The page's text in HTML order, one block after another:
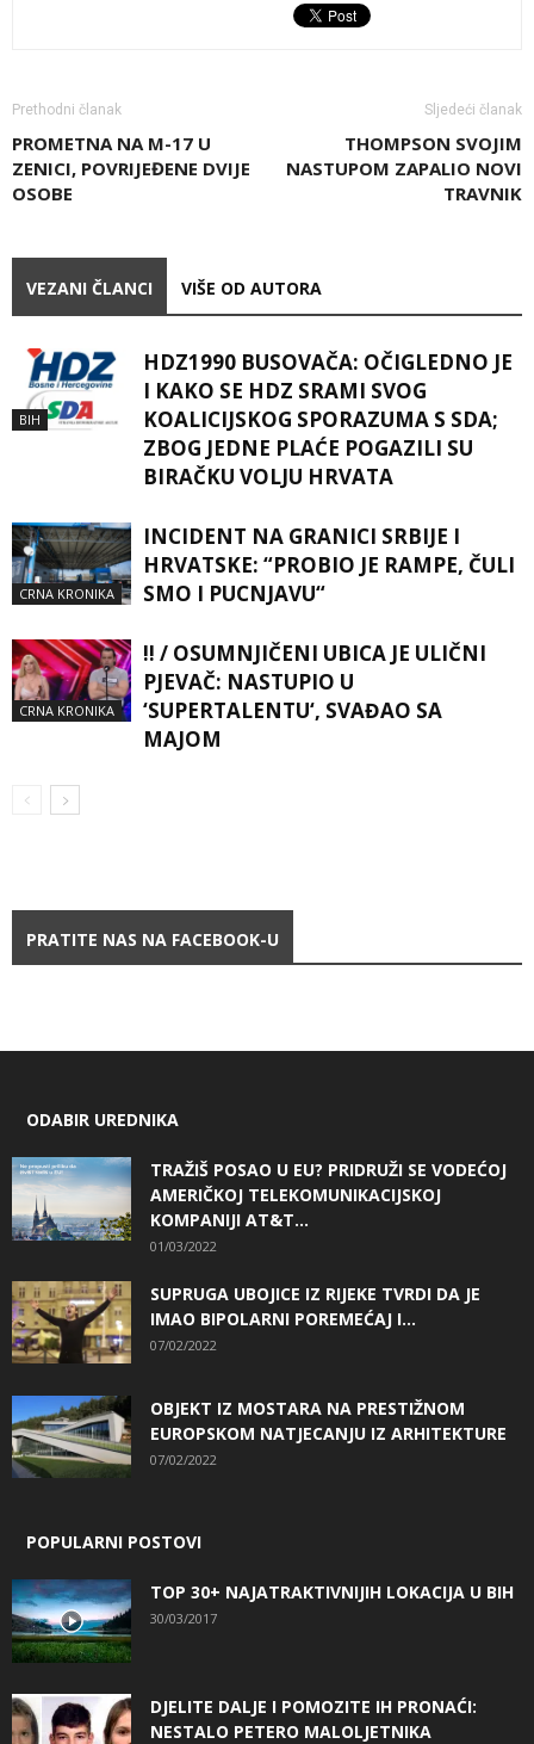
Prethodni članak
PROMETNA NA M-17 U
ZENICI, POVRIJEĐENE DVIJE
OSOBE
Sljedeći članak
THOMPSON SVOJIM
NASTUPOM ZAPALIO NOVI
TRAVNIK
VEZANI ČLANCI VIŠE OD AUTORA
BIH
HDZ1990 BUSOVAČA: OČIGLEDNO JE
I KAKO SE HDZ SRAMI SVOG
KOALICIJSKOG SPORAZUMA S SDA;
ZBOG JEDNE PLAĆE POGAZILI SU
BIRAČKU VOLJU HRVATA
CRNA KRONIKA
INCIDENT NA GRANICI SRBIJE I
HRVATSKE: “PROBIO JE RAMPE, ČULI
SMO I PUCNJAVU“
CRNA KRONIKA
!! / OSUMNJIČENI UBICA JE ULIČNI
PJEVAČ: NASTUPIO U
‘SUPERTALENTU‘, SVAĐAO SA
MAJOM
PRATITE NAS NA FACEBOOK-U
ODABIR UREDNIKA
TRAŽIŠ POSAO U EU? PRIDRUŽI SE VODEĆOJ
AMERIČKOJ TELEKOMUNIKACIJSKOJ
KOMPANIJI AT&T...
01/03/2022
SUPRUGA UBOJICE IZ RIJEKE TVRDI DA JE
IMAO BIPOLARNI POREMEĆAJ I...
07/02/2022
OBJEKT IZ MOSTARA NA PRESTIŽNOM
EUROPSKOM NATJECANJU IZ ARHITEKTURE
07/02/2022
POPULARNI POSTOVI
TOP 30+ NAJATRAKTIVNIJIH LOKACIJA U BIH
30/03/2017
DJELITE DALJE I POMOZITE IH PRONAĆI:
NESTALO PETERO MALOLJETNIKA